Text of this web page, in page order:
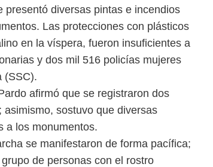
presentó diversas pintas e incendios
Las protecciones con plásticos
en la víspera, fueron insuficientes a
y dos mil 516 policías mujeres
(SSC).
afirmó que se registraron dos
sostuvo que diversas
a los monumentos.
se manifestaron de forma pacífica;
de personas con el rostro